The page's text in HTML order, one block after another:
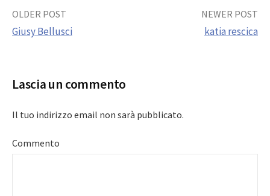
Post
OLDER POST
Giusy Bellusci
NEWER POST
katia rescica
Lascia un commento
Il tuo indirizzo email non sarà pubblicato.
Commento